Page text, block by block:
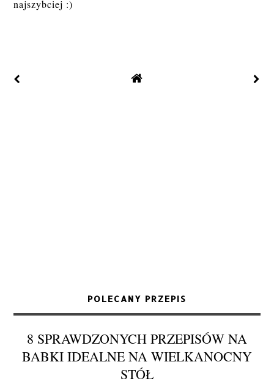
najszybciej :)
POLECANY PRZEPIS
8 SPRAWDZONYCH PRZEPISÓW NA
BABKI IDEALNE NA WIELKANOCNY
STÓŁ